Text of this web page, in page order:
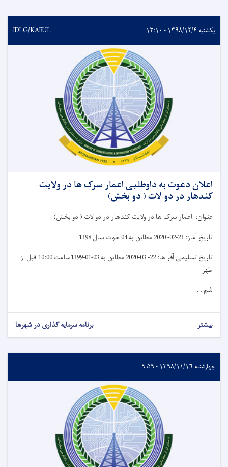
یکشنبه ۱۳۹۸/۱۲/۴ - ۱۳:۱۰ IDLG/KABUL
اعلان دعوت به داوطلبی اعمار سرک ها در ولایت
کندهار در دو لات ( دو بخش)
عنوان: اعمار سرک ها در ولایت کندهار در دو لات ( دو بخش)
تاریخ آغاز: 23-02- 2020 مطابق به 04 حوت سال 1398
تاریخ تسلیمی آفر ها: 22- 03-2020 مطابق به 03-01-1399ساعت 10:00 قبل از
ظهر
شم . . .
بیشتر برنامه سرمایه گذاری در شهرها
چهارشنبه ۱۳۹۸/۱۱/۱۶ - ۹:۵۹